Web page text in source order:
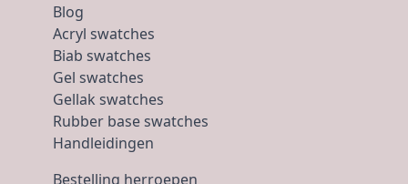
Blog
Acryl swatches
Biab swatches
Gel swatches
Gellak swatches
Rubber base swatches
Handleidingen
Bestelling herroepen